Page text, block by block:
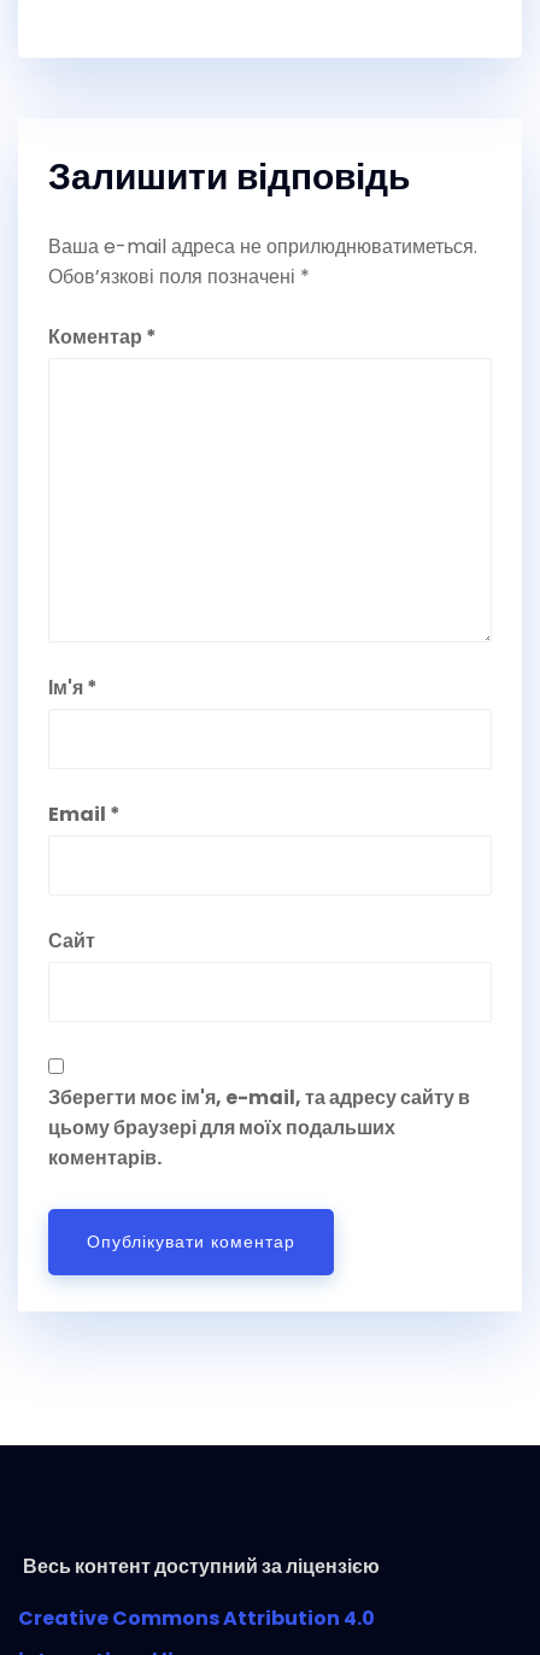
Залишити відповідь
Ваша e-mail адреса не оприлюднюватиметься.
Обов’язкові поля позначені *
Коментар *
Ім'я*
Email *
Сайт
Зберегти моє ім'я, e-mail, та адресу сайту в
цьому браузері для моїх подальших
коментарів.
Весь контент доступний за ліцензією
Creative Commons Attribution 4.0